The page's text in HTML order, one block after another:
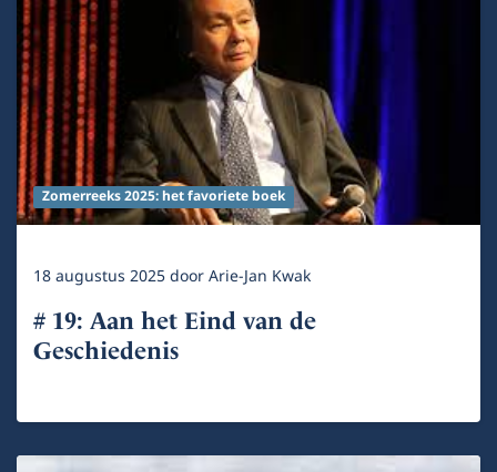
Zomerreeks 2025: het favoriete boek
18 augustus 2025doorArie-Jan Kwak
# 19: Aan het Eind van de
Geschiedenis